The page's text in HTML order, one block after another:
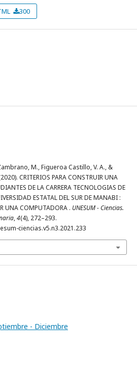
300
M., Figueroa Castillo, V. A., &
CRITERIOS PARA CONSTRUIR UNA
DE LA CARRERA TECNOLOGIAS DE
ESTATAL DEL SUR DE MANABI :
UNA COMPUTADORA . UNESUM - Ciencias.
,4(4), 272–293.
ciencias.v5.n3.2021.233
- Diciembre